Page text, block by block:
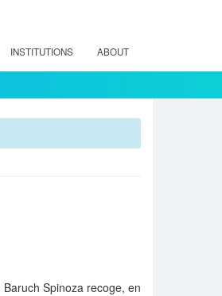
INSTITUTIONS ABOUT
Spinoza recoge, en